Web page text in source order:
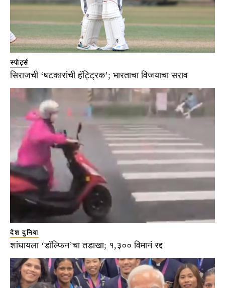
स्पोर्ट्स
सिराजची ‘षटकारांची हॅट्ट्रिक’; भारताचा विजयाचा सराव
देश दुनिया
शांघायला ‘डॉल्फिन’चा तडाखा; १,३०० विमानं रद्द